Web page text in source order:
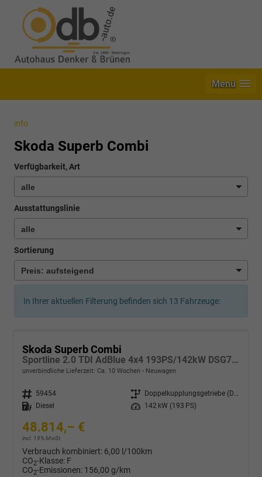
Menü
info
Skoda Superb Combi
Verfügbarkeit, Art
Ausstattungslinie
Sortierung
In Ihrer aktuellen Filterung befinden sich 13 Fahrzeuge:
Skoda Superb Combi
Sportline 2.0 TDI AdBlue 4x4 193PS/142kW DSG7 2026
unverbindliche Lieferzeit: Ca. 10 Wochen Neuwagen
Fahrzeugnr. 59454 Getriebe
Doppelkupplungsgetriebe (DSG)
Kraftstoff
Diesel Leistung 142 kW (193 PS)
48.814,– €
incl. 19% MwSt.
Verbrauch kombiniert: 6,00 l/100km
CO2-Klasse: F
CO2-Emissionen: 156,00 g/km